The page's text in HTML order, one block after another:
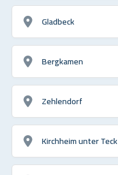
Gladbeck
Bergkamen
Zehlendorf
Kirchheim unter Teck